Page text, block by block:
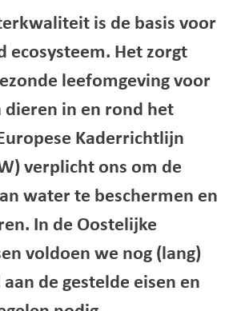
is de basis voor
ecosysteem. Het zorgt
leefomgeving voor
dieren in en rond het
Kaderrichtlijn
verplicht ons om de
water te beschermen en
In de Oostelijke
voldoen we nog (lang)
de gestelde eisen en